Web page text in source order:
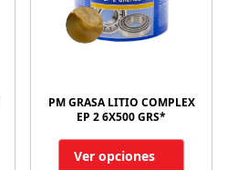
PM GRASA LITIO COMPLEX
EP 2 6X500 GRS*
Ver opciones